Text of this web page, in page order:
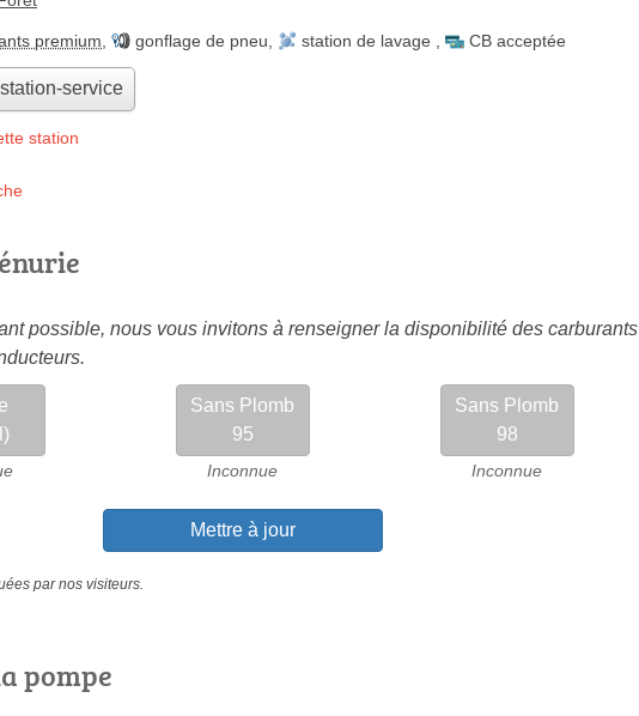
premium gonflage de pneu station de lavage CB acceptée
service
station
possible, nous vous invitons à renseigner la disponibilité des carburants
Sans Plomb
95
Inconnue
Sans Plomb
98
Inconnue
Mettre à jour
par nos visiteurs.
pompe